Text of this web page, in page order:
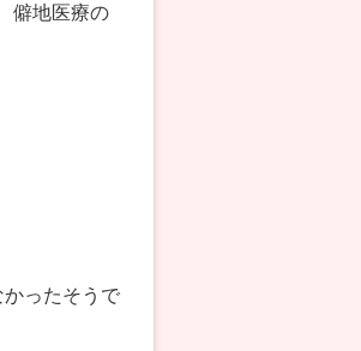
僻地医療の
ったそうで